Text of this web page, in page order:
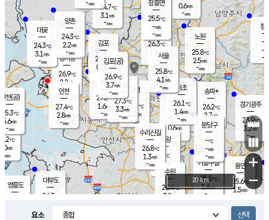
의도
℃
m/s
mm
영흥도
과천
25.2℃
0.6m/s
- mm
용인
25.6℃
1.5m/s
경기광주
23.9℃
3.2m/s
-mm
대부도
26.3
경서동
26.9℃
2.2 m/s
-mm
24.7℃
3.1 m/s
-mm
대곶
24.3℃
3.1 m/s
-mm
창
-
-m/
-
-mm
의왕
- ℃
m/s
mm
김포
25.8℃
0.2 m/s
mm
광명
27.1
℃
2.3 m/s
-mm
부천
27.3℃
1.6m/s
-mm
양촌
24.3℃
2.2m/s
-mm
구로
27.3℃
3.3m/s
-mm
은평
26.3℃
1.9 m/s
- mm
노원
25.8℃
2.5m/s
-mm
송파*
26.2℃
2.7m/s
-mm
서초
26.1℃
1.4m/s
-mm
0.6m/s
-mm
기흥구갈
25.5℃
1.4m/s
-
수리산길
26.8℃
1.3m/s
-mm
분당구
-℃
-m/s
-mm
장흥면
25.5℃
-m/s
-mm
인천(공)
25.3℃
5.6m/s
-mm
김포(공)
26.9℃
3.7m/s
-mm
수원
26.4℃
3.2 m/s
인천
27.4℃
2.8m/s
-mm
서울
25.8℃
4.1 m/s
-mm
+
−
20 km
요소